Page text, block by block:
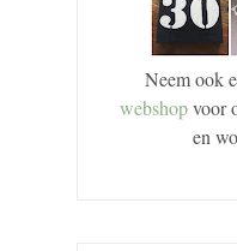
Neem ook
webshopvoor
en